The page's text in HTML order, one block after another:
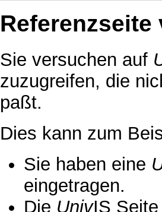
Referenzseite
Sie versuchen auf
zuzugreifen, die
paßt.
Dies kann zum
Sie haben eine
eingetragen.
Die UnivIS